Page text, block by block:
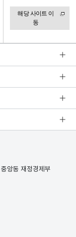
해당 사이트 이
동
앙동 재정경제부